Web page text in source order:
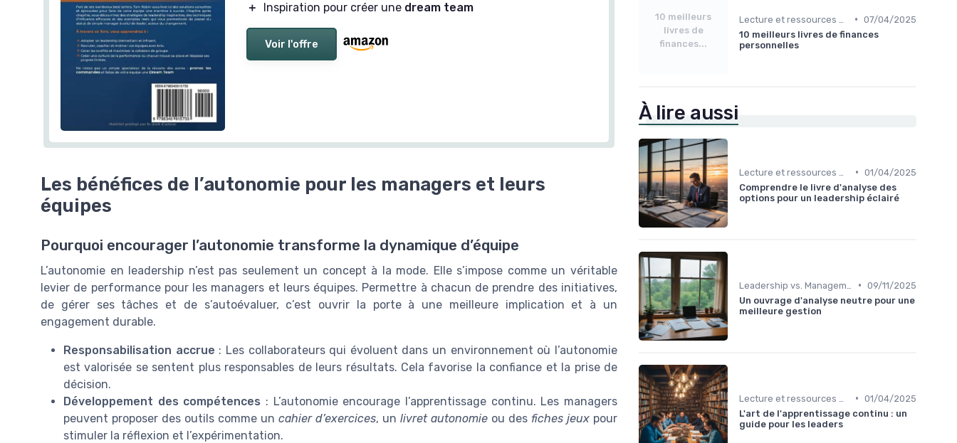
＋
Inspiration pour créer une dream team
Voir l'offre
Les bénéfices de l’autonomie pour les managers et leurs
équipes
Pourquoi encourager l’autonomie transforme la dynamique d’équipe
L’autonomie en leadership n’est pas seulement un concept à la mode. Elle s’impose comme un véritable
levier de performance pour les managers et leurs équipes. Permettre à chacun de prendre des initiatives,
de gérer ses tâches et de s’autoévaluer, c’est ouvrir la porte à une meilleure implication et à un
engagement durable.
Responsabilisation accrue : Les collaborateurs qui évoluent dans un environnement où l’autonomie
est valorisée se sentent plus responsables de leurs résultats. Cela favorise la confiance et la prise de
décision.
Développement des compétences : L’autonomie encourage l’apprentissage continu. Les managers
peuvent proposer des outils comme un cahier d’exercices, un livret autonomie ou des fiches jeux pour
stimuler la réflexion et l’expérimentation.
10 meilleurs
livres de
finances...
• 07/04/2025
10 meilleurs livres de finances
personnelles
À lire aussi
• 01/04/2025
Comprendre le livre d'analyse des
options pour un leadership éclairé
• 09/11/2025
Un ouvrage d'analyse neutre pour une
meilleure gestion
• 01/04/2025
L'art de l'apprentissage continu : un
guide pour les leaders